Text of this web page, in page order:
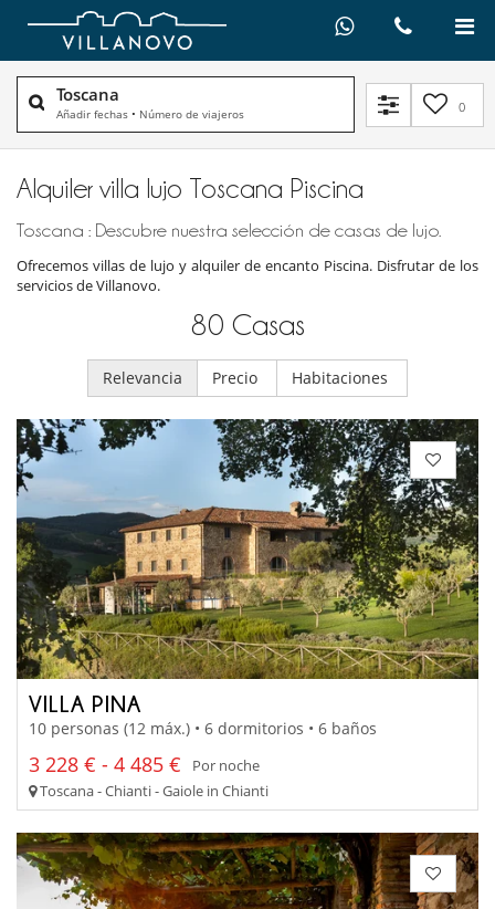
Toscana
Añadir fechas • Número de viajeros 0
Alquiler villa lujo Toscana Piscina
Toscana : Descubre nuestra selección de casas de lujo.
Ofrecemos villas de lujo y alquiler de encanto Piscina. Disfrutar de los
servicios de Villanovo.
80 Casas
Relevancia Precio Habitaciones
VILLA PINA
10 personas (12 máx.) • 6 dormitorios • 6 baños
3 228 € - 4 485 €
Por noche
Toscana - Chianti - Gaiole in Chianti